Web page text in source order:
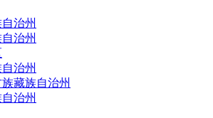
治州
治州
治州
藏族自治州
治州